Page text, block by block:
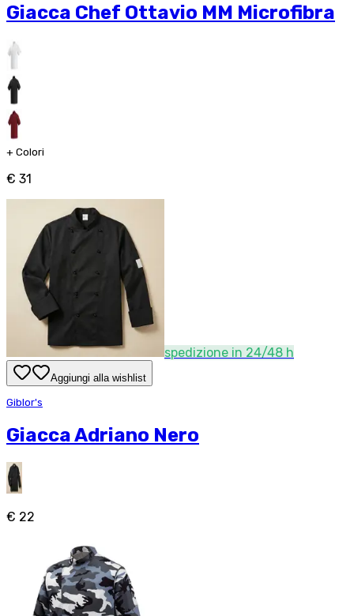
Giacca Chef Ottavio MM Microfibra
+ Colori
€ 31
spedizione in 24/48 h
Aggiungi alla wishlist
Giblor's
Giacca Adriano Nero
€ 22